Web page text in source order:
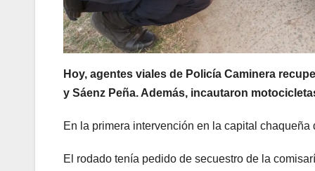
Hoy, agentes viales de Policía Caminera
y Sáenz Peña. Además, incautaron
En la primera intervención en la capital
El rodado tenía pedido de secuestro de la